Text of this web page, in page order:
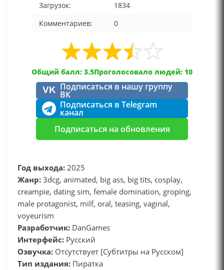
Загрузок:
1834
Комментариев:
0
Общий балл: 3.5Проголосовало людей: 10
VK Подписаться в нашу группу
ВК
Подписаться в Telegram
канал
Подписаться на обновления
Год выхода: 2025
Жанр: 3dcg, animated, big ass, big tits, cosplay,
creampie, dating sim, female domination, groping,
male protagonist, milf, oral, teasing, vaginal,
voyeurism
Разработчик: DanGames
Интерфейс: Русский
Озвучка: Отсутствует [Субтитры на Русском]
Тип издания: Пиратка